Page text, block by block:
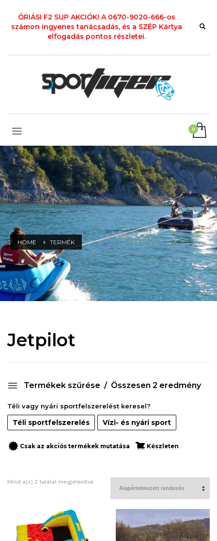
ÓRIÁSI F2 SUP AKCIÓK! A 0670-9020-666-os
számon ingyenes tanácsadás, és a SZÉP Kártya
elfogadás pontos részletei.
HOME TERMÉK
Jetpilot
Termékek szűrése Összesen 2 eredmény
Téli vagy nyári sportfelszerelést keresel?
Téli sportfelszerelés Vízi- és nyári sport
Csak az akciós termékek mutatása Készleten
Mind a(z) 2 találat megjelenítve